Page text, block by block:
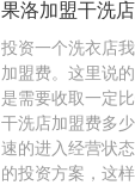
果洛加盟干洗
投资一个洗衣店
加盟费。这里说
是需要收取一定
干洗店加盟费多
速的进入经营状
的投资方案，这